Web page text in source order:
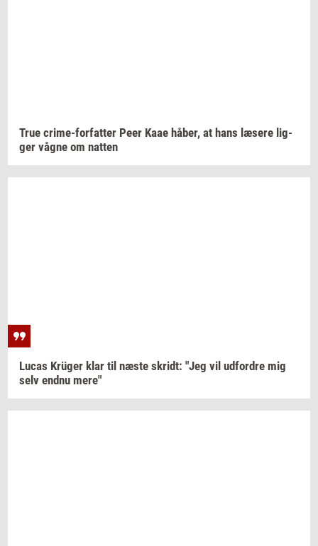
True crime-​forfatter Peer Kaae håber, at hans læ­se­re lig­
ger vågne om nat­ten
Lucas Krüger klar til næste skridt: "Jeg vil ud­for­dre mig
selv endnu mere"